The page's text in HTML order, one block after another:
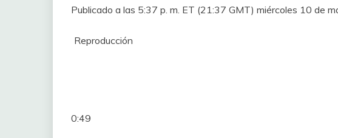
Publicado a las 5:37 p. m. ET (21:37 GMT) miércoles 10 de
Reproducción
0:49